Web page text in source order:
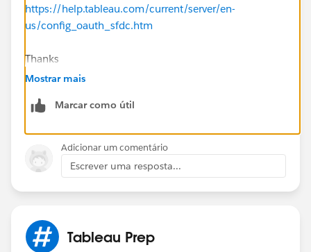
https://help.tableau.com/current/server/en-
us/config_oauth_sfdc.htm
Thanks
Josh Johnston
Mostrar mais
Marcar como útil
Adicionar um comentário
Escrever uma resposta...
Tableau Prep